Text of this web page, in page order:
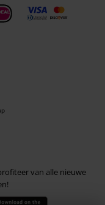
van alle nieuwe